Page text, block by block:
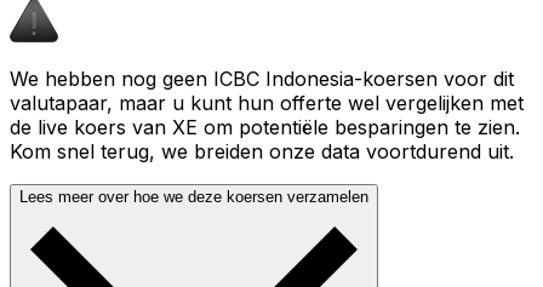
We hebben nog geen ICBC Indonesia-koersen voor dit
valutapaar, maar u kunt hun offerte wel vergelijken met
de live koers van XE om potentiële besparingen te zien.
Kom snel terug, we breiden onze data voortdurend uit.
Lees meer over hoe we deze koersen verzamelen